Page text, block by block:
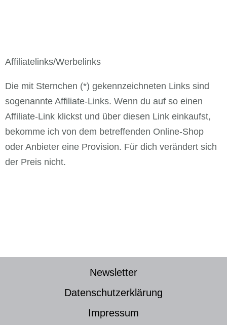
Affiliatelinks/Werbelinks
Die mit Sternchen (*) gekennzeichneten Links sind
sogenannte Affiliate-Links. Wenn du auf so einen
Affiliate-Link klickst und über diesen Link einkaufst,
bekomme ich von dem betreffenden Online-Shop
oder Anbieter eine Provision. Für dich verändert sich
der Preis nicht.
Newsletter
Datenschutzerklärung
Impressum